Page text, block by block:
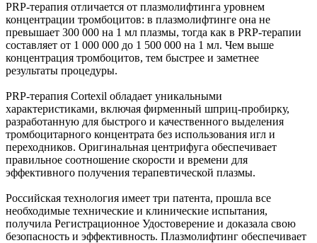
PRP-терапия отличается от плазмолифтинга уровнем
концентрации тромбоцитов: в плазмолифтинге она не
превышает 300 000 на 1 мл плазмы, тогда как в PRP-терапии
составляет от 1 000 000 до 1 500 000 на 1 мл. Чем выше
концентрация тромбоцитов, тем быстрее и заметнее
результаты процедуры.
PRP-терапия Cortexil обладает уникальными
характеристиками, включая фирменный шприц-пробирку,
разработанную для быстрого и качественного выделения
тромбоцитарного концентрата без использования игл и
переходников. Оригинальная центрифуга обеспечивает
правильное соотношение скорости и времени для
эффективного получения терапевтической плазмы.
Российская технология имеет три патента, прошла все
необходимые технические и клинические испытания,
получила Регистрационное Удостоверение и доказала свою
безопасность и эффективность. Плазмолифтинг обеспечивает